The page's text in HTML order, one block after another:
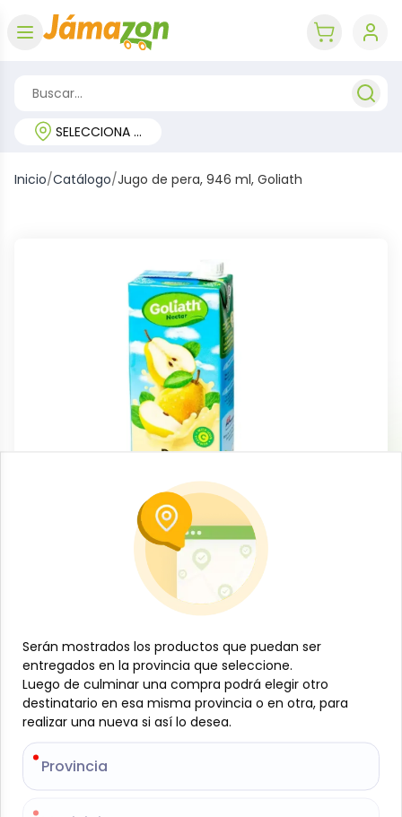
SELECCIONA TU REGIÓN
Inicio/Catálogo/Jugo de pera, 946 ml, Goliath
Bebidas no alcohólicas
Jugo de pera, 946 ml, Goliath
B-JAM-001-2200
Especificaciones
-
Jugo de pera Goliath en presentación de 946 ml,
Serán mostrados los productos que puedan ser
entregados en la provincia que seleccione.
Luego de culminar una compra podrá elegir otro
destinatario en esa misma provincia o en otra, para
realizar una nueva si así lo desea.
Provincia
Serán mostrados los productos que puedan ser
entregados en la provincia que seleccione.
Luego de culminar una compra podrá elegir otro
destinatario en esa misma provincia o en otra, para
realizar una nueva si así lo desea.
Provincia